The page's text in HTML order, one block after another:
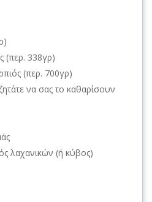
(περ. 338γρ)
(περ. 700γρ)
να σας το καθαρίσουν
λαχανικών (ή κύβος)